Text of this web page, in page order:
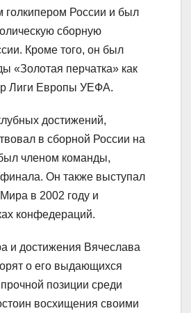
голкипером России и был
сборную
Кроме того, он был
«Золотая перчатка» как
Лиги Европы УЕФА.
достижений,
в сборной России на
членом команды,
Он также выступал
в 2002 году и
конфедераций.
и достижения Вячеслава
о его выдающихся
позиции среди
восхищения своими